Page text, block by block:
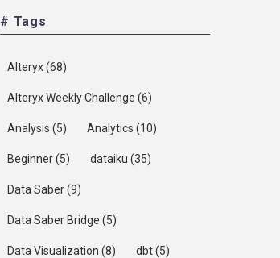
# Tags
Alteryx(68)
Alteryx Weekly Challenge (6)
Analysis (5) Analytics (10)
Beginner(5) dataiku (35)
Data Saber(9)
Data Saber Bridge (5)
Data Visualization (8) dbt(5)